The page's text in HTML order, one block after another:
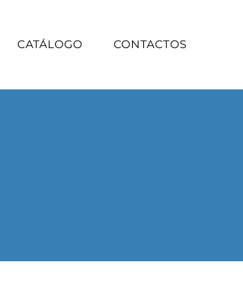
CATÁLOGO CONTACTOS